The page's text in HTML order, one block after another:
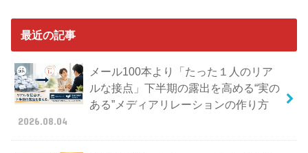
最近の記事
メール100本より「たった１人のリア
ルな接点」下半期の露出を高める“実の
ある”メディアリレーションの作り方
2026.08.04